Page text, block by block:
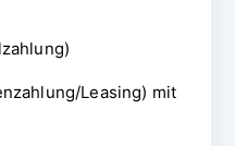
Leasing) mit